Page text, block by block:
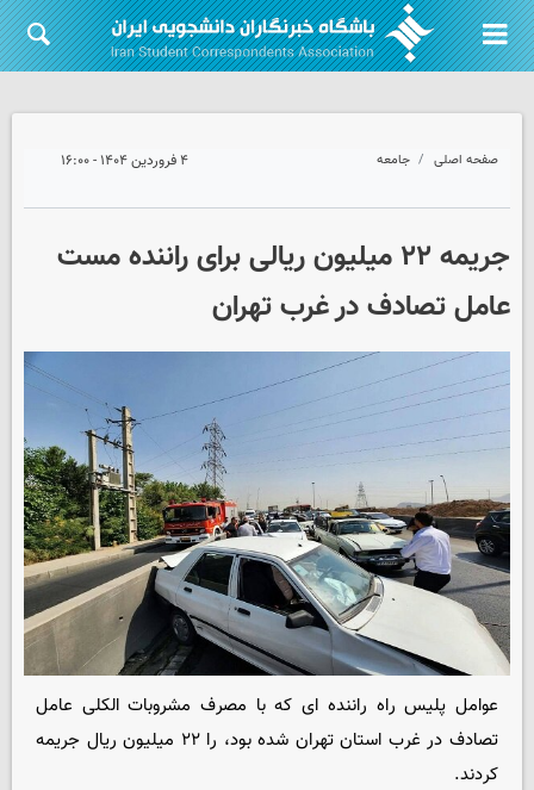
صفحه اصلی جامعه ۴ فروردین ۱۴۰۴ - ۱۶:۰۰
جریمه ۲۲ میلیون ریالی برای راننده مست
عامل تصادف در غرب تهران
عوامل پلیس راه راننده ای که با مصرف مشروبات الکلی عامل
تصادف در غرب استان تهران شده بود، را ۲۲ میلیون ریال جریمه
کردند.